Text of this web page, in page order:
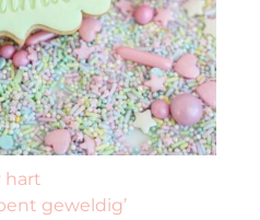
hart
geweldig’